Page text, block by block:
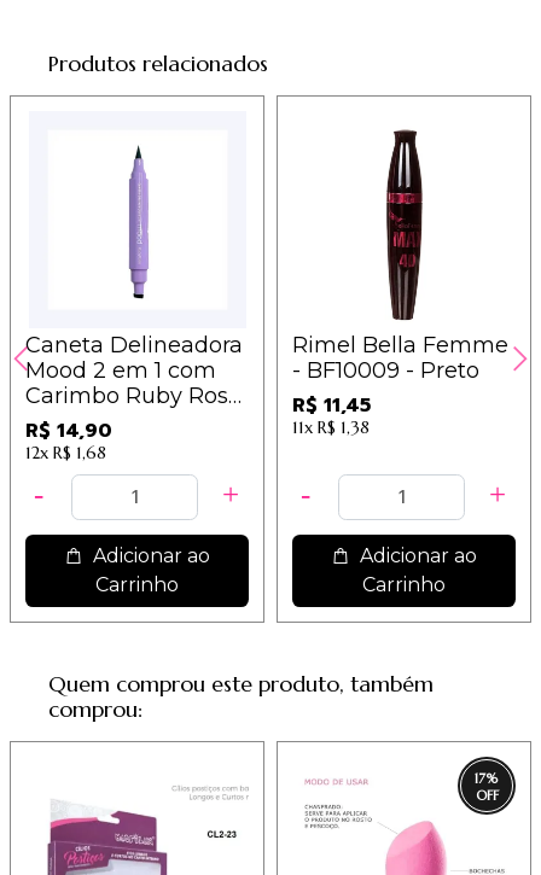
Produtos relacionados
Caneta Delineadora
Mood 2 em 1 com
Carimbo Ruby Rose
- HB519
R$ 14,90
12x R$ 1,68
Adicionar ao
Carrinho
Rimel Bella Femme
- BF10009 - Preto
R$ 11,45
11x R$ 1,38
Adicionar ao
Carrinho
Quem comprou este produto, também
comprou:
17%